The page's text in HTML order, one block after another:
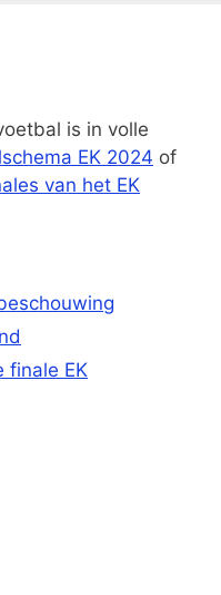
is in volle
EK 2024 of
van het EK
finale EK